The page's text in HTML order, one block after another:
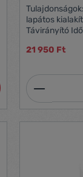
a
Tulajdonságok: Teljesítmény: 60 Watt 3
lapátos
Távirányító
Tápellátás:
ventilátor
21 950 Ft